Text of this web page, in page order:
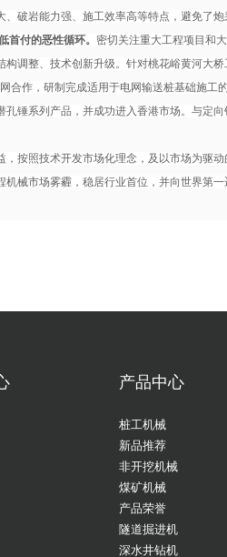
破岩能力强、施工效率高等特点，避免了
首付的恶性循环。密切关注重大工程项目和
调整、技术创新升级。针对桃花峪黄河大
合作，研制完成适用于电网输送桩基础施工
锤系列产品，并成功进入香港市场。与定
照技术开发市场化理念，及以市场为驱动
械市场雾霾，稳居行业首位，并向世界第一
产品中心
桩工机械
新品推荐
非开挖机械
煤矿机械
产品荣誉
隧道掘进机
深水井钻机